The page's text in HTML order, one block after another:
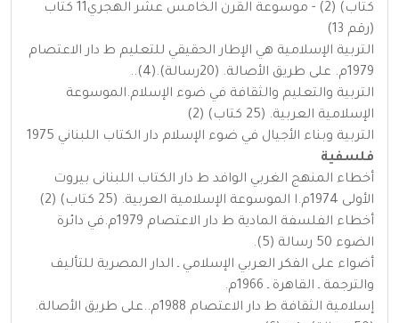
كتاب) (2) - موسوعة القرن الخامس عشر الهجري11 كتاب
(رقم 13)
التربية الإسلامية هي الإطار الحقيقي للتعليم ط دار الاعتصام
1979م. على طريق الأصالة. (20رسالة).(4)..
التربية والتعليم والثقافة في ضوء الإسلام.الموسوعة
الإسلامية العربية. (25 كتاب) (2)
التربية وبناء الأجيال في ضوء الإسلام دار الكتاب اللبناني 1975
فلسفية
أخطاء المنهج الغربي الوافد ط دار الكتاب اللبنانى بيروت
الأولى 1974م.ا الموسوعة الإسلامية العربية. (25 كتاب) (2)
أخطاء الفلسفة المادية ط دار الاعتصام 1979م.في دائرة
الضوء 50 رسالة (5).
أضواء على الفكر العربي الإسلامي ـ الدار المصرية للتأليف
والترجمة ـ القاهرة ـ 1966م.
إسلامية الثقافة ط دار الاعتصام 1988م..على طريق الأصالة.